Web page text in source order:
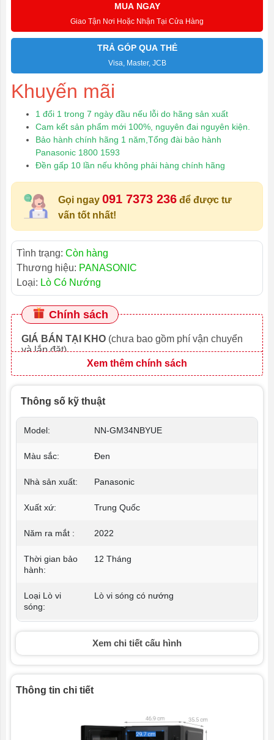
MUA NGAY
Giao Tận Nơi Hoặc Nhận Tại Cửa Hàng
TRẢ GÓP QUA THẺ
Visa, Master, JCB
Khuyến mãi
1 đổi 1 trong 7 ngày đầu nếu lỗi do hãng sản xuất
Cam kết sản phẩm mới 100%, nguyên đai nguyên kiện.
Bảo hành chính hãng 1 năm,Tổng đài bảo hành
Panasonic 1800 1593
Đền gấp 10 lần nếu không phải hàng chính hãng
Gọi ngay 091 7373 236 để được tư
vấn tốt nhất!
Tình trạng: Còn hàng
Thương hiệu: PANASONIC
Loại: Lò Có Nướng
Chính sách
GIÁ BÁN TẠI KHO (chưa bao gồm phí vận chuyển
và lắp đặt)
Xem thêm chính sách
Thông số kỹ thuật
Model: NN-GM34NBYUE
Màu sắc: Đen
Nhà sản xuất: Panasonic
Xuất xứ: Trung Quốc
Năm ra mắt : 2022
Thời gian bảo
hành:
12 Tháng
Loại Lò vi
sóng:
Lò vi sóng có nướng
Dung tích: 24 lít Lít
Công suất: Vi sóng: 900W W
Công suất
nướng:
Vi sóng, nấu, nướng, rã đông
Xem chi tiết cấu hình
Thông tin chi tiết